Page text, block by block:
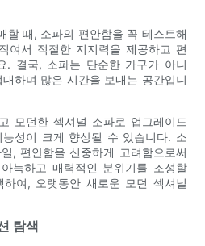
할 때, 소파의 편안함을 꼭 테스트해
여서 적절한 지지력을 제공하고 편
. 결국, 소파는 단순한 가구가 아니
하며 많은 시간을 보내는 공간입니
모던한 섹셔널 소파로 업그레이드
성이 크게 향상될 수 있습니다. 소
, 편안함을 신중하게 고려함으로써
늑하고 매력적인 분위기를 조성할
여, 오랫동안 새로운 모던 섹셔널
탐색